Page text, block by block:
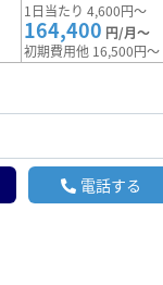
1日当たり 4,600円～
164,400 円/月～
初期費用他 16,500円～
電話する